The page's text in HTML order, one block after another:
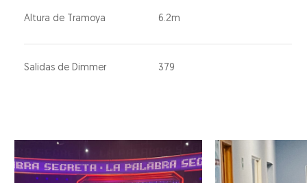
Altura de Tramoya 6.2m
Salidas de Dimmer 379